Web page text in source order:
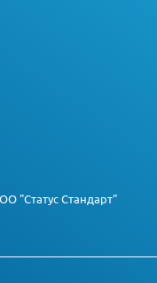
"Статус Стандарт"